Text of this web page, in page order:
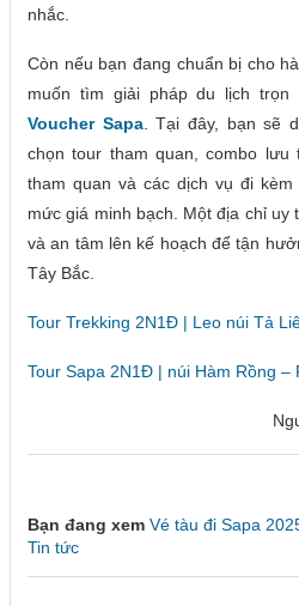
nhắc.
Còn nếu bạn đang chuẩn bị cho
muốn tìm giải pháp du lịch trọn
Voucher Sapa. Tại đây, bạn sẽ
chọn tour tham quan, combo lưu
tham quan và các dịch vụ đi
mức giá minh bạch. Một địa chỉ uy
và an tâm lên kế hoạch để tận
Tây Bắc.
Tour Trekking 2N1Đ | Leo núi Tả
Tour Sapa 2N1Đ | núi Hàm Rồng –
Bạn đang xem Vé tàu đi Sapa
Tin tức